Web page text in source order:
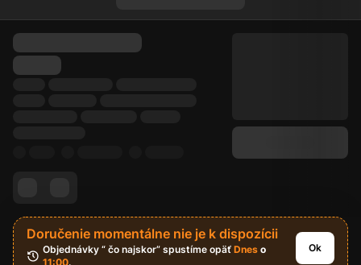
Doručenie momentálne nie je k dispozícii
Objednávky “ čo najskor” spustíme opäť Dnes
o
11:00.
Ok